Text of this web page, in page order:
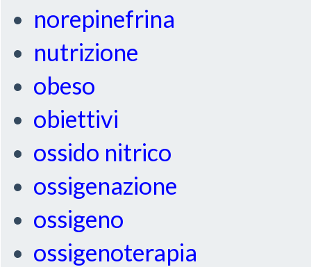
norepinefrina
nutrizione
obeso
obiettivi
ossido nitrico
ossigenazione
ossigeno
ossigenoterapia